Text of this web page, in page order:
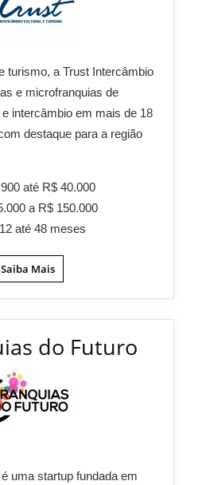
turismo, a Trust Intercâmbio
e microfranquias de
intercâmbio em mais de 18
destaque para a região
até R$ 40.000
a R$ 150.000
12 até 48 meses
Saiba Mais
do Futuro
uma startup fundada em